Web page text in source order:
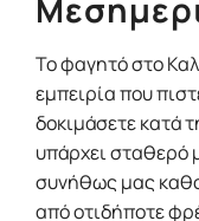
Το φαγητό στο
εμπειρία που
δοκιμάσετε κατά
υπάρχει σταθερό
συνήθως μας
από οτιδήποτε